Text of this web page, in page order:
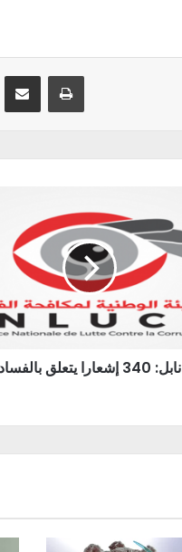
Partager par email Imprimer
نابل: 340 إشعارا يتعلق بالفساد